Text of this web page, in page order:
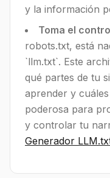
y la información
Toma el
robots.txt, está
`llm.txt`. Este
qué partes de tu
aprender y
poderosa para
y controlar tu
Generador